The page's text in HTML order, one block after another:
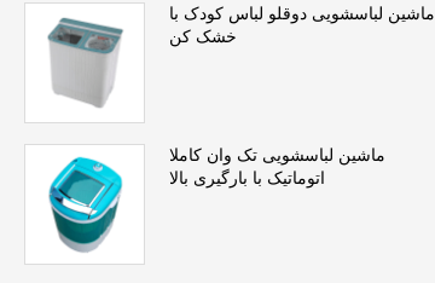
ماشین لباسشویی دوقلو لباس کودک با
خشک کن
ماشین لباسشویی تک وان کاملا
اتوماتیک با بارگیری بالا